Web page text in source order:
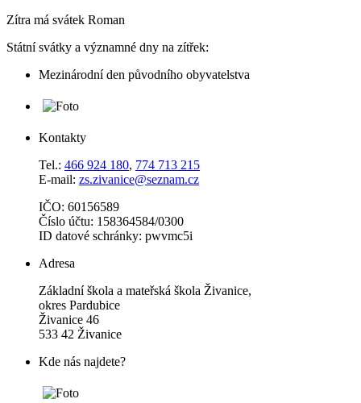
Zítra má svátek Roman
Státní svátky a významné dny na zítřek:
Mezinárodní den původního obyvatelstva
Kontakty
Tel.: 466 924 180, 774 713 215
E-mail: zs.zivanice@seznam.cz
IČO: 60156589
Číslo účtu: 158364584/0300
ID datové schránky: pwvmc5i
Adresa
Základní škola a mateřská škola Živanice,
okres Pardubice
Živanice 46
533 42 Živanice
Kde nás najdete?